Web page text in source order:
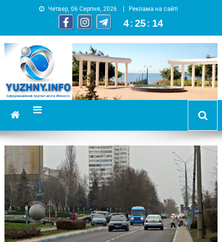
Четвер, 06 Серпня, 2026 Реклама на сайті
4 : 25 : 14
YUZHNY.INFO
информационный портал города Южный